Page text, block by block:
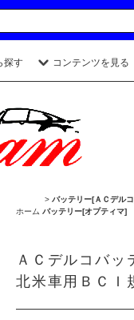
探す コンテンツを見る
ホーム
> バッテリー[ＡＣデル
バッテリー[オプティマ]
ＡＣデルコバッ
北米車用ＢＣＩ